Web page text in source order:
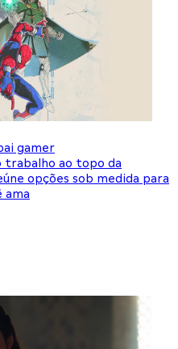
gamer
trabalho ao topo da
opções sob medida para
ama